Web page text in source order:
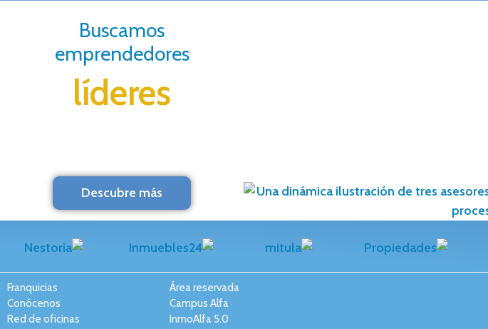
Buscamos
emprendedores
líderes
Descubre más
Franquicias
Conócenos
Red de oficinas
Área reservada
Campus Alfa
InmoAlfa 5.0